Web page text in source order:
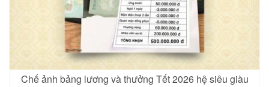
Chế ảnh bảng lương và thưởng Tết 2026 hệ siêu giàu